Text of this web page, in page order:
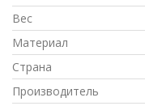
Вес
Материал
Страна
Производитель